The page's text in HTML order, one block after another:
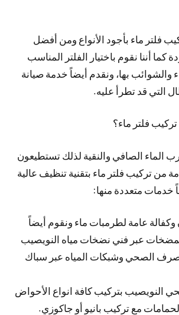
فلتر ماء بأجود الأنواع ومن أفضل
كما أننا نقوم باختيار الفلتر المناسب
والشوائب بها، ونقدم أيضاً خدمة صيانة
التي قد تطرأ عليه.
فلتر ماء؟
الماء الصافي والنقية لذلك تستطيعون
من تركيب فلتر ماء بتقنية تنظيف عالية
خدمات متعددة منها:
عامة لطرمبات ماء ونقوم أيضاً
عبر فني نضخات مياه النويصيب
الصحي وشبكات المياه عبر سباك
النويصيب بتركيب كافة انواع الأحواض
مع تركيب بانيو أو جاكوزي.